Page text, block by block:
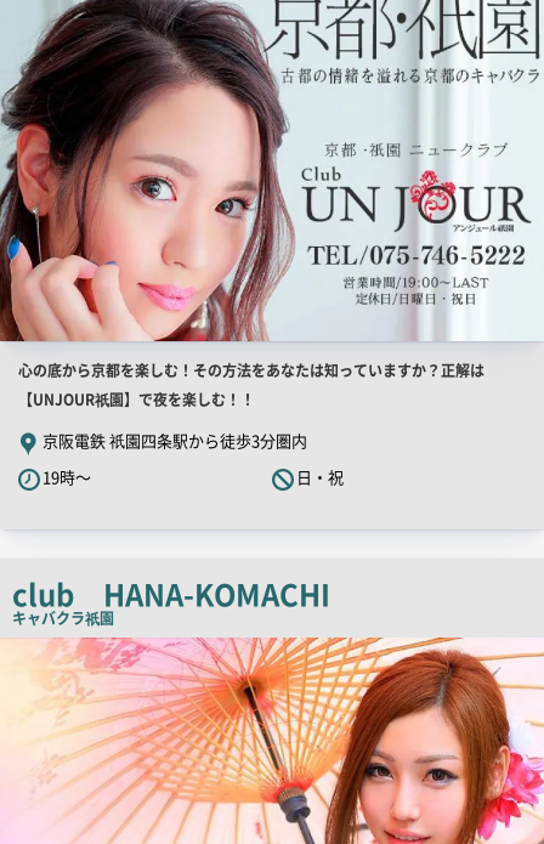
店
舗
PR
キ
ャ
ピ
ー
心の底から京都を楽しむ！その方法をあなたは知っていますか？正解は
【UNJOUR祇園】で夜を楽しむ！！
京阪電鉄 祇園四条駅から徒歩3分圏内
19時～
日・祝
club HANA-KOMACHI
キャバクラ祇園
店